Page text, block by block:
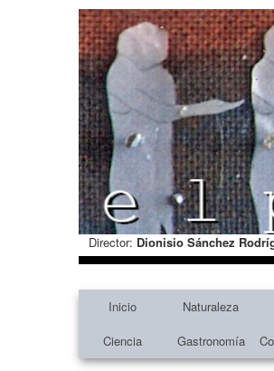
Director: Dionisio Sánchez
Inicio Naturaleza
Ciencia
Gastronomía